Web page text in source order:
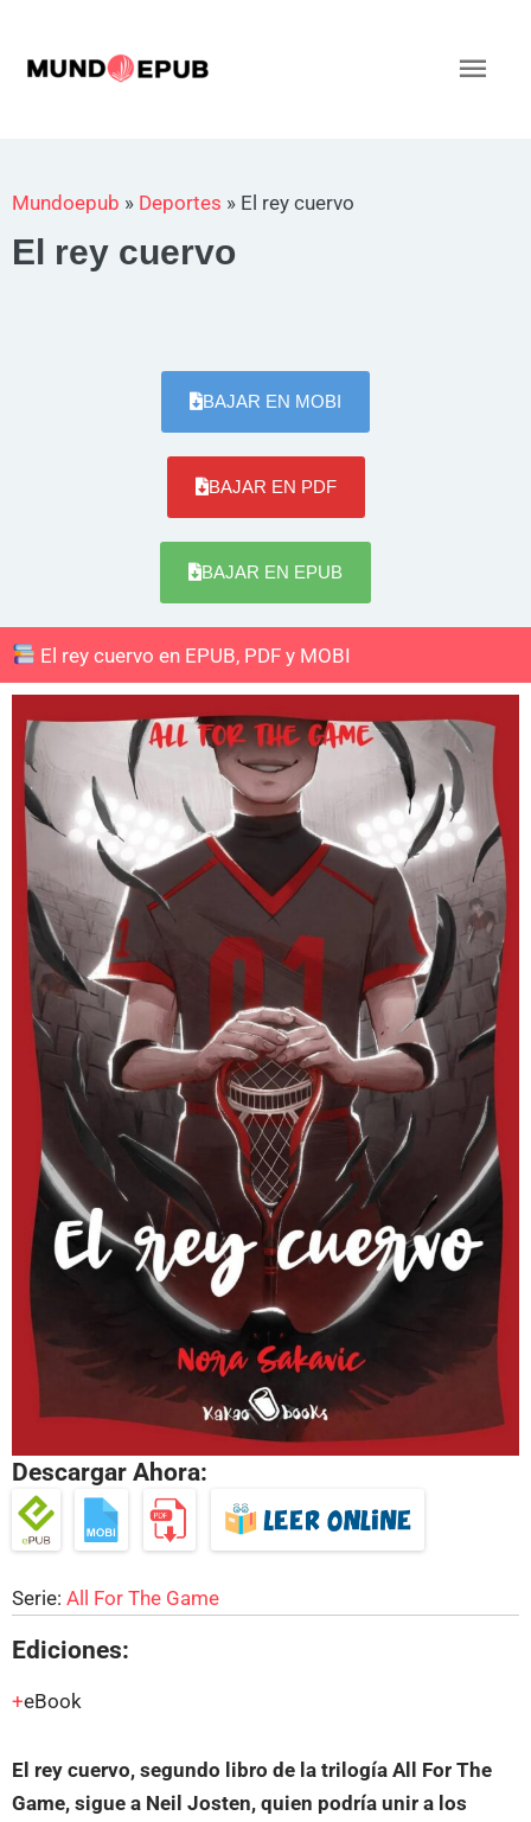
contenido
Mundoepub » Deportes » El rey cuervo
El rey cuervo
BAJAR EN MOBI
BAJAR EN PDF
BAJAR EN EPUB
El rey cuervo en EPUB, PDF y MOBI
Descargar Ahora:
Serie: All For The Game
Ediciones:
eBook
El rey cuervo, segundo libro de la trilogía All For The
Game, sigue a Neil Josten, quien podría unir a los